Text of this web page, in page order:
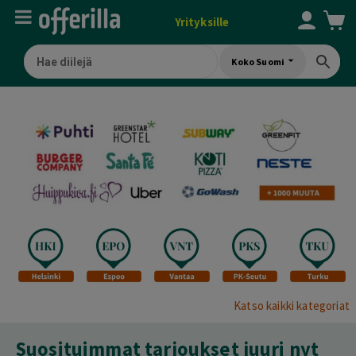
Yrityksille
Koko Suomi
Katso kaikki kategoriat
Suosituimmat tarjoukset juuri nyt